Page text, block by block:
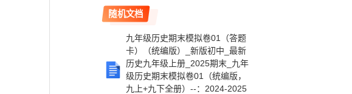
随机文档
九年级历史期末模拟卷01（答题
卡）（统编版）_新版初中_最新
历史九年级上册_2025期末_九年
级历史期末模拟卷01（统编版，
九上+九下全册）--：2024-2025